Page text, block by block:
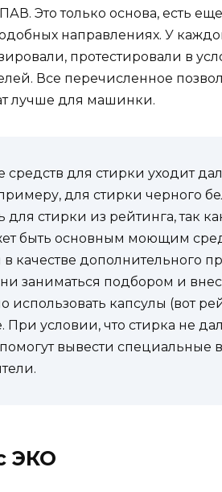
Это только основа, есть
направлениях. У
протестировали в
Все перечисленное
лучше для машинки.
средств для стирки уходит
для стирки черного
стирки из рейтинга, так
быть основным моющим
в качестве дополнительного
заниматься подбором и
использовать капсулы (вот
При условии, что стирка не
вывести специальные
ЭКО